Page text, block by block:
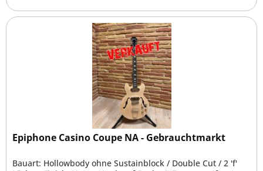
Epiphone Casino Coupe NA - Gebrauchtmarkt
Bauart: Hollowbody ohne Sustainblock / Double Cut / 2 'f'